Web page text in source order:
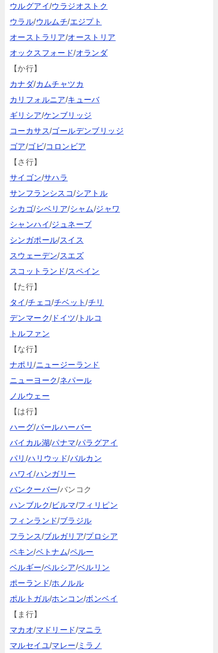
ウルグアイ/ウラジオストク
ウラル/ウルムチ/エジプト
オーストラリア/オーストリア
オックスフォード/オランダ
【か行】
カナダ/カムチャツカ
カリフォルニア/キューバ
ギリシア/ケンブリッジ
コーカサス/ゴールデンブリッジ
ゴア/ゴビ/コロンビア
【さ行】
サイゴン/サハラ
サンフランシスコ/シアトル
シカゴ/シベリア/シャム/ジャワ
シャンハイ/ジュネーブ
シンガポール/スイス
スウェーデン/スエズ
スコットランド/スペイン
【た行】
タイ /チェコ/チベット/チリ
デンマーク/ドイツ/トルコ
トルファン
【な行】
ナポリ/ニュージーランド
ニューヨーク/ネパール
ノルウェー
【は行】
ハーグ/パールハーバー
バイカル湖/パナマ/パラグアイ
パリ /ハリウッド/バルカン
ハワイ/ハンガリー
バンクーバー/バンコク
ハンブルク/ビルマ/フィリピン
フィンランド/ブラジル
フランス/ブルガリア/プロシア
ペキン/ベトナム/ペルー
ベルギー/ペルシア/ベルリン
ポーランド/ホノルル
ポルトガル/ホンコン/ボンベイ
【ま行】
マカオ/マドリード/マニラ
マルセイユ/マレー/ミラノ